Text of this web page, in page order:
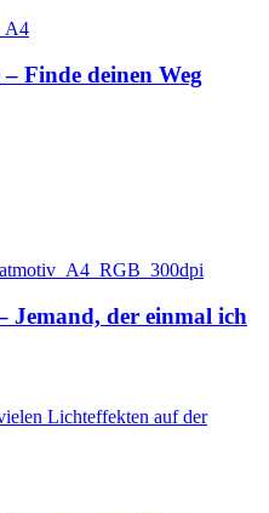
Finde deinen Weg
Jemand, der einmal ich